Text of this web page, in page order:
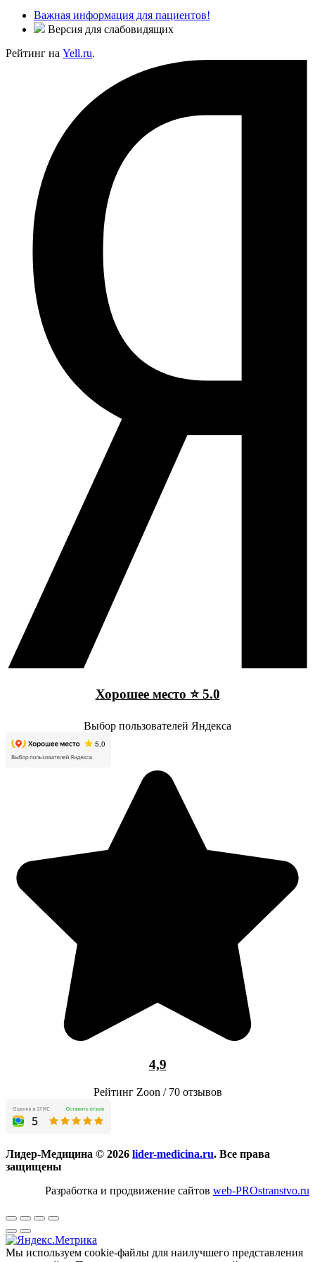
Важная информация для пациентов!
Версия для слабовидящих
Рейтинг на Yell.ru.
Хорошее место ⭐ 5.0
Выбор пользователей Яндекса
4,9
Рейтинг Zoon / 70 отзывов
Лидер-Медицина © 2026 lider-medicina.ru. Все права
защищены
Разработка и продвижение сайтов web-PROstranstvo.ru
Мы используем cookie-файлы для наилучшего представления